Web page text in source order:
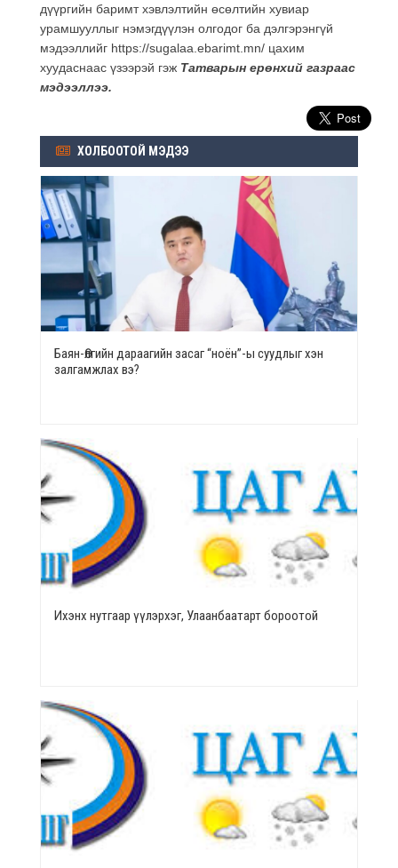
дүүргийн баримт хэвлэлтийн өсөлтийн хувиар
урамшууллыг нэмэгдүүлэн олгодог ба дэлгэрэнгүй
мэдээллийг https://sugalaa.ebarimt.mn/ цахим
хуудаснаас үзээрэй гэж Татварын ерөнхий газраас
мэдээллээ.
ХОЛБООТОЙ МЭДЭЭ
Баян-Өлгийн дараагийн засаг “ноён”-ы суудлыг хэн
залгамжлах вэ?
Ихэнх нутгаар үүлэрхэг, Улаанбаатарт бороотой